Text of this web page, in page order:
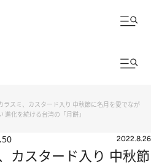
ラスミ、カスタード入り 中秋節に名月を愛でなが
進化を続ける台湾の「月餅」
2022.8.26
カスタード入り 中秋節